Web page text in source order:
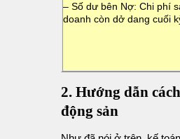
– Số dư bên Nợ: Chi phí
doanh còn dở dang cuối
2. Hướng dẫn
động sản